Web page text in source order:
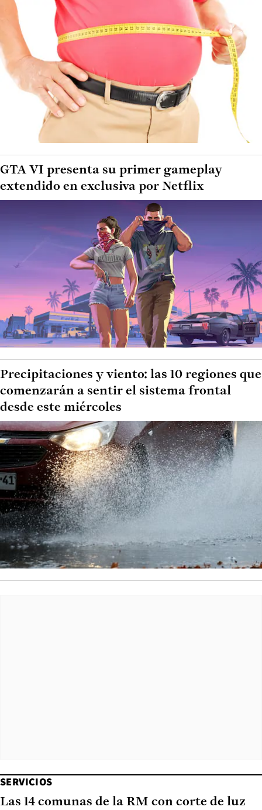
GTA VI presenta su primer gameplay
extendido en exclusiva por Netflix
Precipitaciones y viento: las 10 regiones que
comenzarán a sentir el sistema frontal
desde este miércoles
SERVICIOS
Las 14 comunas de la RM con corte de luz